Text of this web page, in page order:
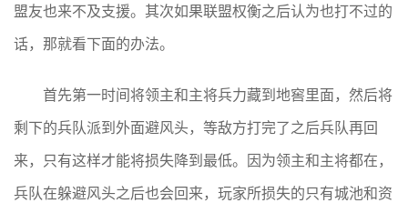
盟友也来不及支援。其次如果联盟权衡之后认为也打不过的
话，那就看下面的办法。
首先第一时间将领主和主将兵力藏到地窖里面，然后将
剩下的兵队派到外面避风头，等敌方打完了之后兵队再回
来，只有这样才能将损失降到最低。因为领主和主将都在，
兵队在躲避风头之后也会回来，玩家所损失的只有城池和资